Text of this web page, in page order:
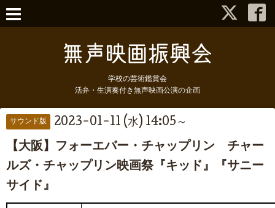
学校の芸術鑑賞会
活弁・生演奏付き無声映画公演の企画
サウンド版 2023-01-11 (水) 14:05～
【大阪】フォーエバー・チャップリン チャー
ルズ・チャップリン映画祭『キッド』『サニー
サイド』